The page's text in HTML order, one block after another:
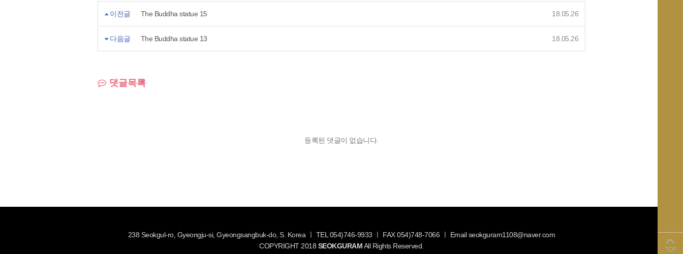
이전글 The Buddha statue 15 18.05.26
다음글 The Buddha statue 13 18.05.26
댓글목록
등록된 댓글이 없습니다.
238 Seokgul-ro, Gyeongju-si, Gyeongsangbuk-do, S. Korea ㅣ TEL 054)746-9933 ㅣ FAX 054)748-7066 ㅣ Email seokguram1108@naver.com
COPYRIGHT 2018 SEOKGURAMAll Rights Reserved.